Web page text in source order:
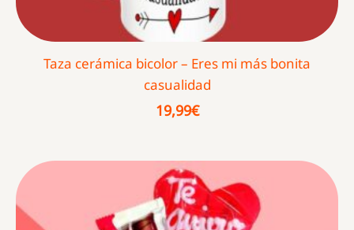
Taza cerámica bicolor – Eres mi más bonita
casualidad
19,99€